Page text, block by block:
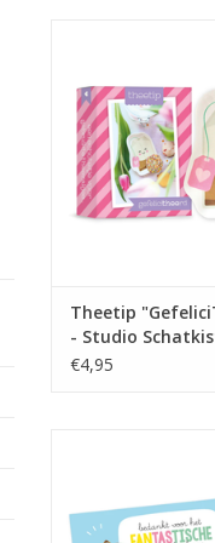
gebruikte
Bijzonderheden: De
bedrukt met een
een
Verpakking:
verpakking met
Theetip
- Studio
€4,95
Papiersoort: 400
papier